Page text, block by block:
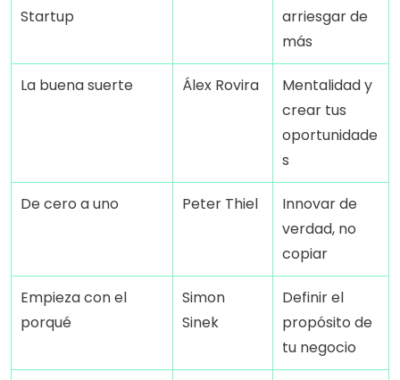
Startup
arriesgar de
más
La buena suerte Álex Rovira
Mentalidad y
crear tus
oportunidade
s
De cero a uno Peter Thiel
Innovar de
verdad, no
copiar
Empieza con el
porqué
Simon
Sinek
Definir el
propósito de
tu negocio